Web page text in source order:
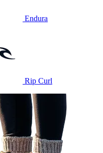
Endura
Rip Curl